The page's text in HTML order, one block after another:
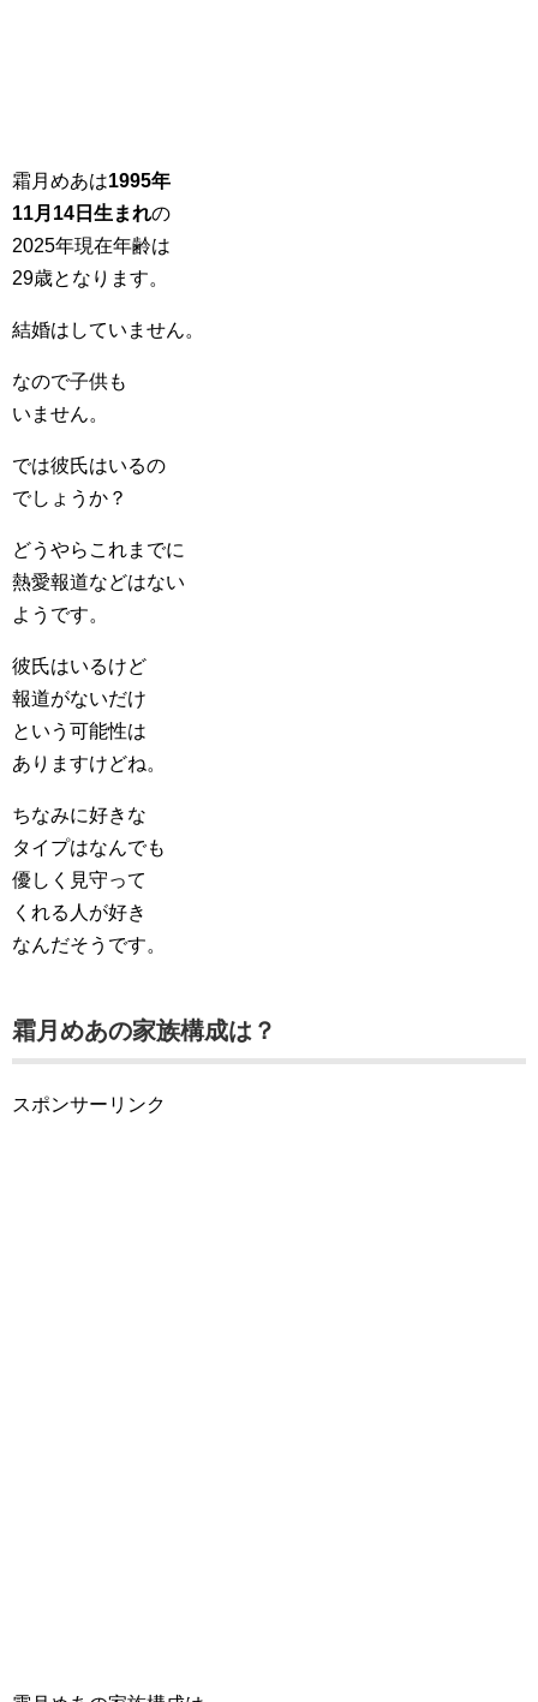
霜月めあは1995年
11月14日生まれの
2025年現在年齢は
29歳となります。
結婚はしていません。
なので子供も
いません。
では彼氏はいるの
でしょうか？
どうやらこれまでに
熱愛報道などはない
ようです。
彼氏はいるけど
報道がないだけ
という可能性は
ありますけどね。
ちなみに好きな
タイプはなんでも
優しく見守って
くれる人が好き
なんだそうです。
霜月めあの家族構成は？
スポンサーリンク